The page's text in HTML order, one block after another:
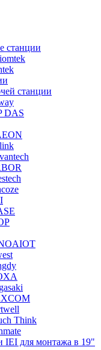
станции
станции
DAS
Think
IEI для монтажа в 19"